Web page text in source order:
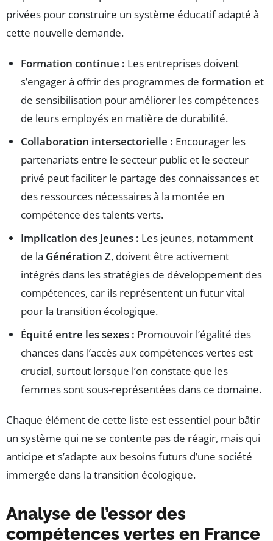
privées pour construire un système éducatif adapté à
cette nouvelle demande.
Formation continue : Les entreprises doivent
s’engager à offrir des programmes de formation et
de sensibilisation pour améliorer les compétences
de leurs employés en matière de durabilité.
Collaboration intersectorielle : Encourager les
partenariats entre le secteur public et le secteur
privé peut faciliter le partage des connaissances et
des ressources nécessaires à la montée en
compétence des talents verts.
Implication des jeunes : Les jeunes, notamment
de la Génération Z, doivent être activement
intégrés dans les stratégies de développement des
compétences, car ils représentent un futur vital
pour la transition écologique.
Équité entre les sexes : Promouvoir l’égalité des
chances dans l’accès aux compétences vertes est
crucial, surtout lorsque l’on constate que les
femmes sont sous-représentées dans ce domaine.
Chaque élément de cette liste est essentiel pour bâtir
un système qui ne se contente pas de réagir, mais qui
anticipe et s’adapte aux besoins futurs d’une société
immergée dans la transition écologique.
Analyse de l’essor des
compétences vertes en France